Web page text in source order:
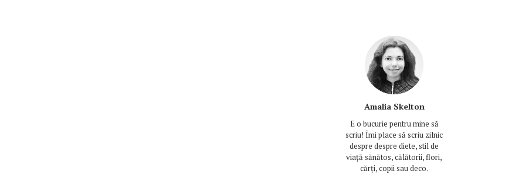
Amalia Skelton
E o bucurie pentru mine să
scriu! Îmi place să scriu zilnic
despre despre diete, stil de
viață sănătos, călătorii, flori,
cărți, copii sau deco.